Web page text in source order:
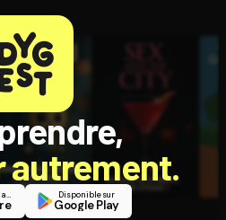
autrement.
Télécharger dans Disponible sur
Google Play